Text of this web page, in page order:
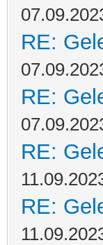
RE:
RE:
RE:
RE: